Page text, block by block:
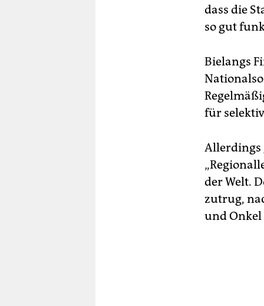
dass die
so gut
Bielangs
für
Allerdings
der Welt.
zutrug,
und Onkel